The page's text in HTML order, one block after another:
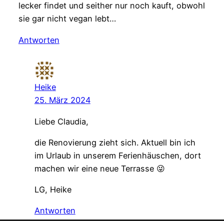
lecker findet und seither nur noch kauft, obwohl
sie gar nicht vegan lebt…
Antworten
Heike
25. März 2024
Liebe Claudia,
die Renovierung zieht sich. Aktuell bin ich
im Urlaub in unserem Ferienhäuschen, dort
machen wir eine neue Terrasse 😜
LG, Heike
Antworten